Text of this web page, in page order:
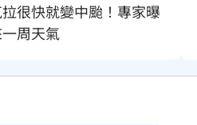
很快就變中颱！專家曝
周天氣